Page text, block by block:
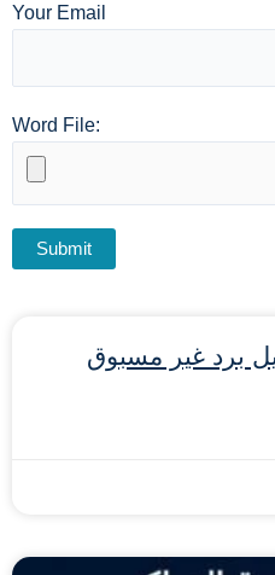
Your Email
Word File:
برد غير مسبوق